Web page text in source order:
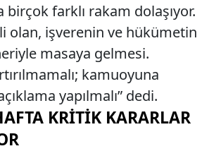
birçok farklı rakam dolaşıyor.
olan, işverenin ve hükümetin
masaya gelmesi.
kamuoyuna
yapılmalı” dedi.
KRITIK KARARLAR